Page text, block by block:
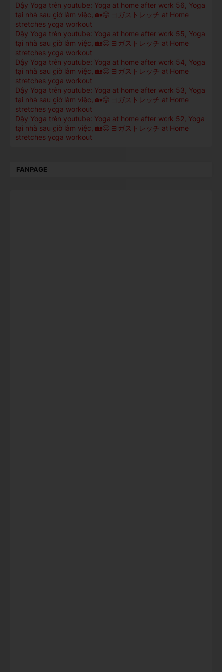
Dậy Yoga trên youtube: Yoga at home after work 56, Yoga
tại nhà sau giờ làm việc, 🏡😛 ヨガストレッチ at Home
stretches yoga workout
Dậy Yoga trên youtube: Yoga at home after work 55, Yoga
tại nhà sau giờ làm việc, 🏡😛 ヨガストレッチ at Home
stretches yoga workout
Dậy Yoga trên youtube: Yoga at home after work 54, Yoga
tại nhà sau giờ làm việc, 🏡😛 ヨガストレッチ at Home
stretches yoga workout
Dậy Yoga trên youtube: Yoga at home after work 53, Yoga
tại nhà sau giờ làm việc, 🏡😛 ヨガストレッチ at Home
stretches yoga workout
Dậy Yoga trên youtube: Yoga at home after work 52, Yoga
tại nhà sau giờ làm việc, 🏡😛 ヨガストレッチ at Home
stretches yoga workout
FANPAGE